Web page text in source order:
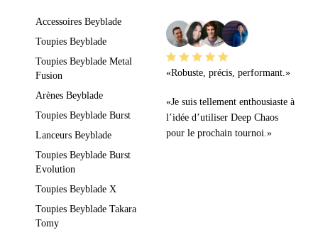
Accessoires Beyblade
Toupies Beyblade
Toupies Beyblade Metal
Fusion
Arènes Beyblade
Toupies Beyblade Burst
Lanceurs Beyblade
Toupies Beyblade Burst
Evolution
Toupies Beyblade X
Toupies Beyblade Takara
Tomy
«Robuste, précis, performant.»
«Je suis tellement enthousiaste à
l’idée d’utiliser Deep Chaos
pour le prochain tournoi.»